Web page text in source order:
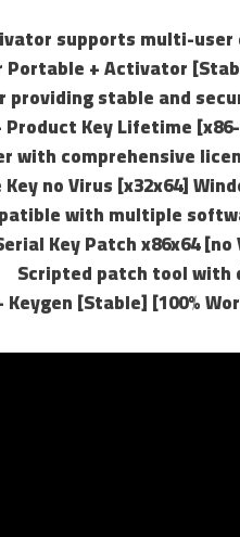
supports multi-
Portable + Activator
providing stable and
Product Key Lifetime
with comprehensive
no Virus [x32x64]
with multiple
Key Patch x86x64
Scripted patch tool with
[Stable] [100%